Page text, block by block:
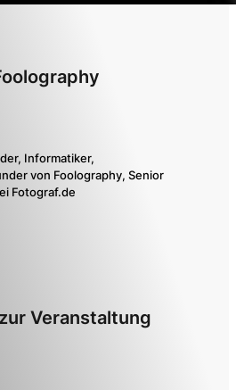
Informatiker,
von Foolography, Senior
Fotograf.de
Veranstaltung